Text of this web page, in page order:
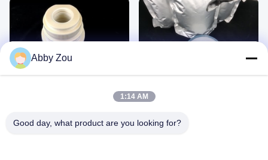
DS0262
00:43
1kg DS220
Abby Zou
1:14 AM
Good day, what product are you looking for?